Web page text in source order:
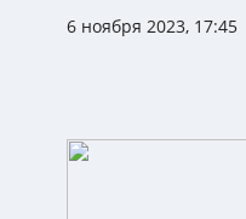
6 ноября 2023, 17:45